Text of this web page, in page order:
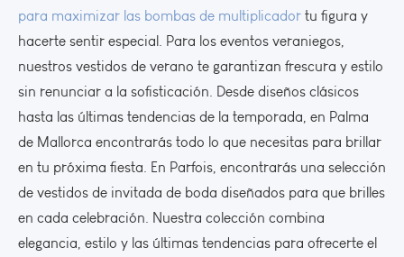
para maximizar las bombas de multiplicador tu figura y
hacerte sentir especial. Para los eventos veraniegos,
nuestros vestidos de verano te garantizan frescura y estilo
sin renunciar a la sofisticación. Desde diseños clásicos
hasta las últimas tendencias de la temporada, en Palma
de Mallorca encontrarás todo lo que necesitas para brillar
en tu próxima fiesta. En Parfois, encontrarás una selección
de vestidos de invitada de boda diseñados para que brilles
en cada celebración. Nuestra colección combina
elegancia, estilo y las últimas tendencias para ofrecerte el